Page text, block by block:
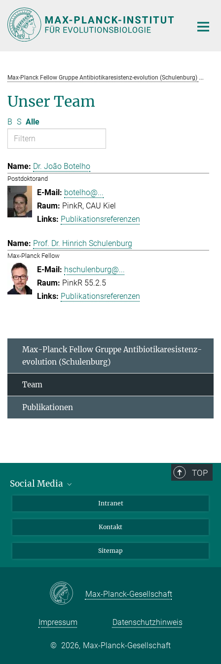
Hauptinhalt
Max-Planck Fellow Gruppe Antibiotikaresistenz-evolution (Schulenburg)
Unser Team
B S Alle
Dr. João Botelho
Postdoktorand
botelho@...
PinkR, CAU Kiel
Publikationsreferenzen
Prof. Dr. Hinrich Schulenburg
Max-Planck Fellow
hschulenburg@...
PinkR 55.2.5
Publikationsreferenzen
Max-Planck Fellow Gruppe Antibiotikaresistenz-
evolution (Schulenburg)
Team
Publikationen
TOP
Social Media
LinkedIn
Intranet
Kontakt
Sitemap
Max-Planck-Gesellschaft
Impressum Datenschutzhinweis
© 2026, Max-Planck-Gesellschaft